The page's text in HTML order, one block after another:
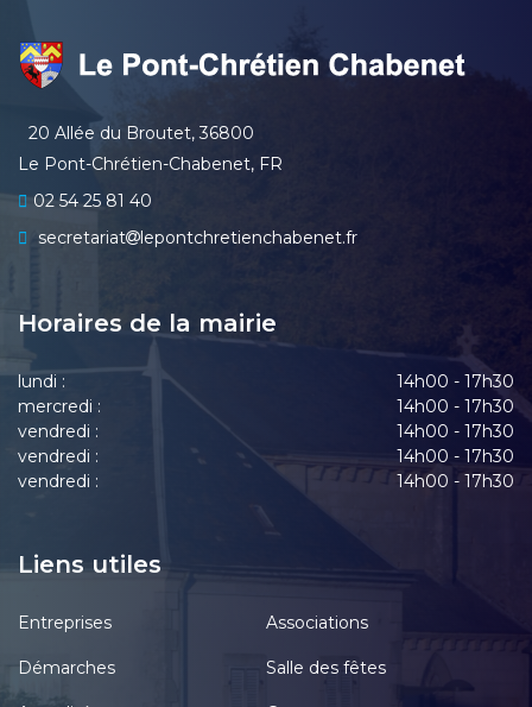
20 Allée du Broutet, 36800
Le Pont-Chrétien-Chabenet, FR
02 54 25 81 40
secretariat
lepontchretienchabenet.fr
Horaires de la mairie
lundi :
14h00 - 17h30
mercredi :
14h00 - 17h30
vendredi :
14h00 - 17h30
vendredi :
14h00 - 17h30
vendredi :
14h00 - 17h30
Liens utiles
Entreprises Associations
Démarches Salle des fêtes